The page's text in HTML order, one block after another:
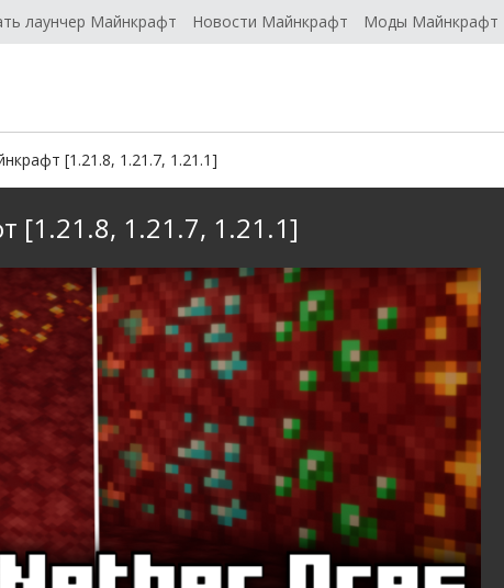
лаунчер Майнкрафт Новости Майнкрафт Моды Майнкрафт
[1.21.8, 1.21.7, 1.21.1]
[1.21.8, 1.21.7, 1.21.1]